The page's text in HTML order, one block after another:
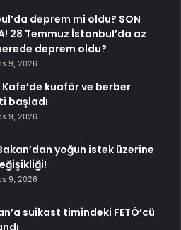
deprem mi oldu? SON
28 Temmuz İstanbul’da az
deprem oldu?
9, 2026
Kafe’de kuaför ve berber
başladı
9, 2026
yoğun istek üzerine
9, 2026
suikast timindeki FETÖ’cü